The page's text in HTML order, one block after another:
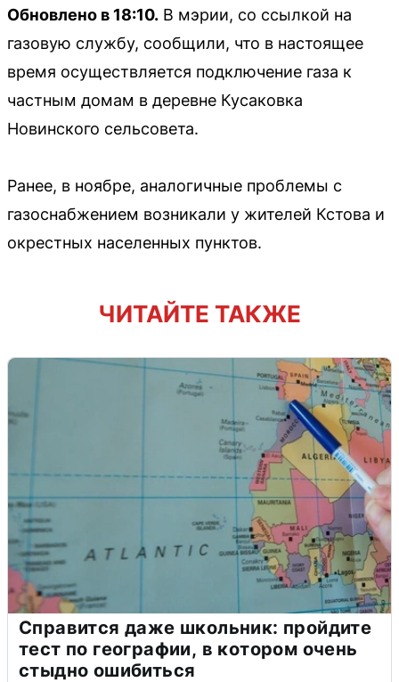
Обновлено в 18:10. В мэрии, со ссылкой на
газовую службу, сообщили, что в настоящее
время осуществляется подключение газа к
частным домам в деревне Кусаковка
Новинского сельсовета.
Ранее, в ноябре, аналогичные проблемы с
газоснабжением возникали у жителей Кстова и
окрестных населенных пунктов.
ЧИТАЙТЕ ТАКЖЕ
Справится даже школьник: пройдите
тест по географии, в котором очень
стыдно ошибиться